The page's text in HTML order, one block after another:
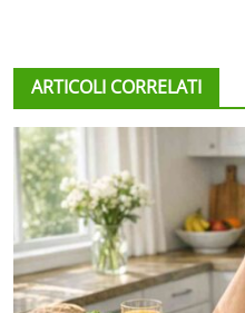
ARTICOLI CORRELATI